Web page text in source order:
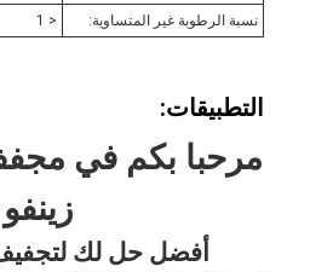
نسبة الرطوبة غير المتساوية: < 1
التطبيقات:
مرحبا بكم في
زينفو
أفضل حل لك